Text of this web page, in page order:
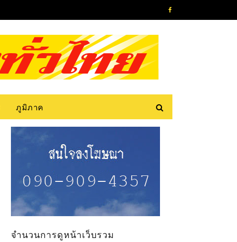
ภูมิภาค
จำนวนการดูหน้าเว็บรวม